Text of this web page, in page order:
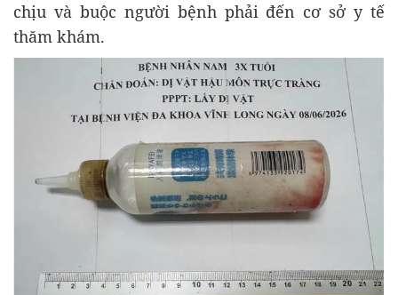
chịu và buộc người bệnh phải đến cơ sở y tế
thăm khám.